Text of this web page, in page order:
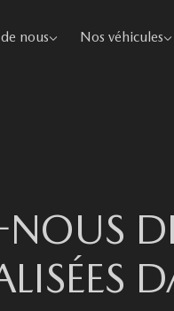
nous Nos véhicules